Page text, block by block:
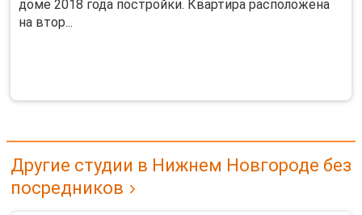
доме 2018 года постройки. Квартира расположена
на втор...
Другие студии в Нижнем Новгороде без
посредников